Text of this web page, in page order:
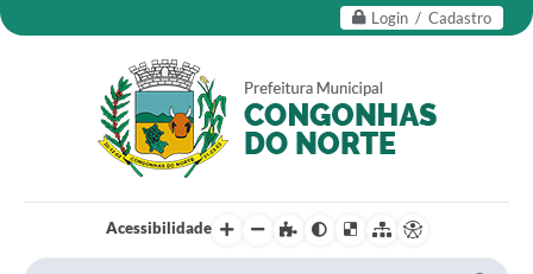
Login / Cadastro
Acessibilidade